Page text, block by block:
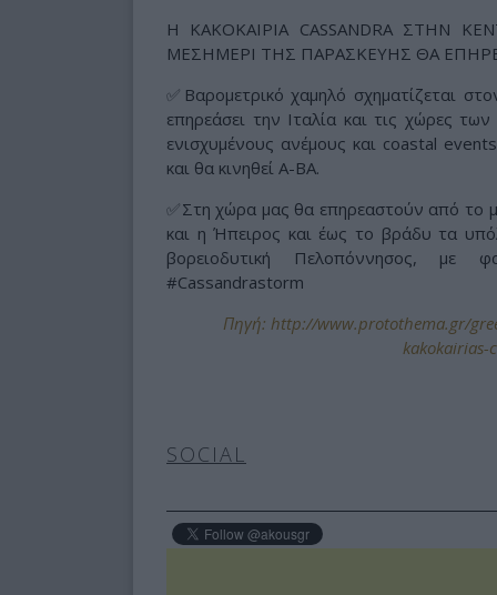
Η ΚΑΚΟΚΑΙΡΙΑ CASSANDRA
ΜΕΣΗΜΕΡΙ ΤΗΣ ΠΑΡΑΣΚΕΥΗΣ ΘΑ
✅Βαρομετρικό χαμηλό σχηματίζεται
επηρεάσει την Ιταλία και τις χώρες
ενισχυμένους ανέμους και coastal
και θα κινηθεί Α-ΒΑ.
✅Στη χώρα μας θα επηρεαστούν από το
και η Ήπειρος και έως το βράδυ τα
βορειοδυτική Πελοπόννησος, με
#Cassandrastorm
Πηγή: http://www.protothema.gr/
SOCIAL